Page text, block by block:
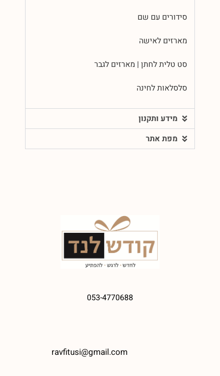
סידורים עם שם
מארזים לאישה
סט טלית לחתן | מארזים לגבר
סלסלאות לחינה
מידע ותקנון
מפת אתר
053-4770688